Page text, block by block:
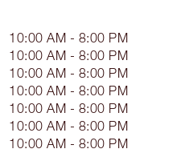
10:00 AM - 8:00 PM
10:00 AM - 8:00 PM
10:00 AM - 8:00 PM
10:00 AM - 8:00 PM
10:00 AM - 8:00 PM
10:00 AM - 8:00 PM
10:00 AM - 8:00 PM